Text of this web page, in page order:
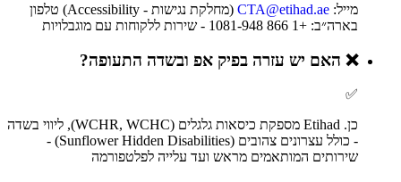
מייל: CTA@etihad.ae
(מחלקת נגישות - Accessibility) טלפון
בארה״ב: +1 866 948‑1081 - שירות ללקוחות עם מוגבלויות
❌ האם יש עזרה בפיק אפ ובשדה התעופה?
✅
כן. Etihad מספקת כיסאות גלגלים (WCHR, WCHC), ליווי בשדה
- כולל עצרונים צהובים (Sunflower Hidden Disabilities) -
שירותים המותאמים מראש ועד עלייה לפלטפורמה